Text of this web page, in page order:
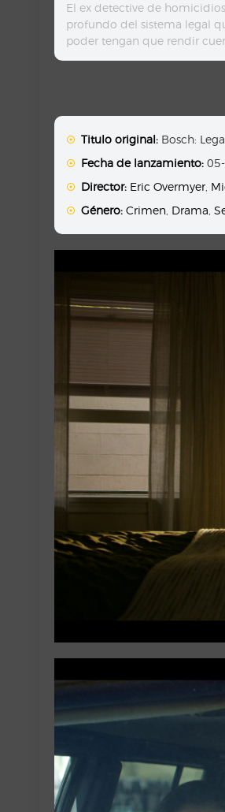
El ex detective de
profundo del sistema legal
poder tengan que rendir
Titulo original: Bosch:
Fecha de lanzamiento:
Director: Eric Overmyer
Género: Crimen Drama ,